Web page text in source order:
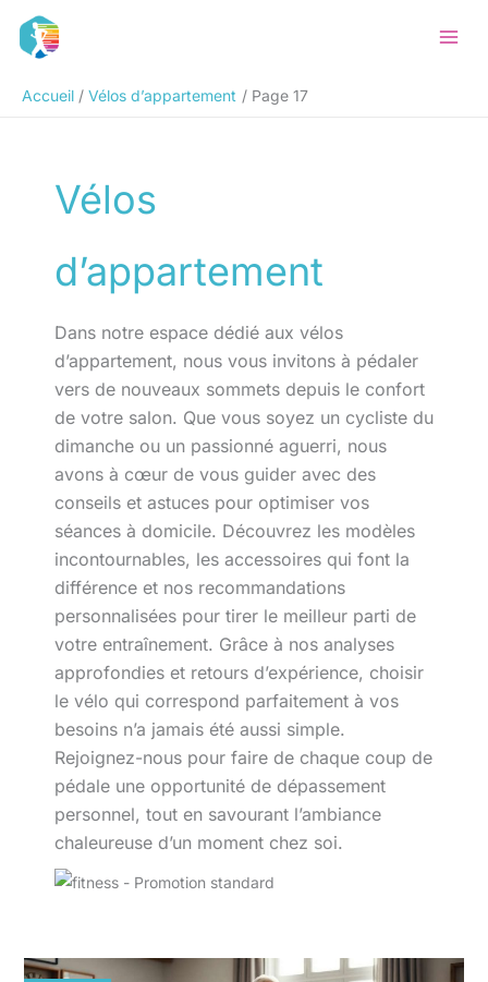
Accueil
Vélos d’appartement Page 17
Vélos
d’appartement
Dans notre espace dédié aux vélos
d’appartement, nous vous invitons à pédaler
vers de nouveaux sommets depuis le confort
de votre salon. Que vous soyez un cycliste du
dimanche ou un passionné aguerri, nous
avons à cœur de vous guider avec des
conseils et astuces pour optimiser vos
séances à domicile. Découvrez les modèles
incontournables, les accessoires qui font la
différence et nos recommandations
personnalisées pour tirer le meilleur parti de
votre entraînement. Grâce à nos analyses
approfondies et retours d’expérience, choisir
le vélo qui correspond parfaitement à vos
besoins n’a jamais été aussi simple.
Rejoignez-nous pour faire de chaque coup de
pédale une opportunité de dépassement
personnel, tout en savourant l’ambiance
chaleureuse d’un moment chez soi.
Rechercher